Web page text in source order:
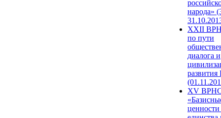
народа»
XXII
по пути
диалога и
развития
XV